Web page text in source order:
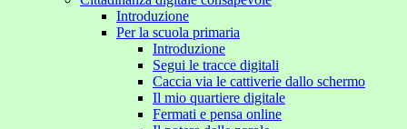
Introduzione
Per la scuola primaria
Introduzione
Segui le tracce digitali
Caccia via le cattiverie dallo schermo
Il mio quartiere digitale
Fermati e pensa online